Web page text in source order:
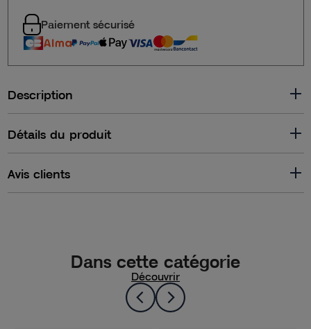
Paiement sécurisé
Description
Détails du produit
Avis clients
Dans cette catégorie
Découvrir